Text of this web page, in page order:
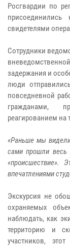
Росгвардии по
свидетелями
Сотрудники
задержания и
люди
повседневной
гражданами,
реагированием
«Раньше мы видели
сами прошли весь
«происшествие».
впечатлениями
Экскурсия не
охраняемых
наблюдать, как
территорию и
участников,